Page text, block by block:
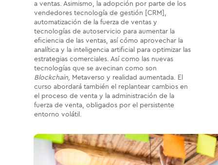
a ventas. Asimismo, la adopción por parte de los
vendedores tecnología de gestión [CRM],
automatización de la fuerza de ventas y
tecnologías de autoservicio para aumentar la
eficiencia de las ventas, así cómo aprovechar la
analítica y la inteligencia artificial para optimizar las
estrategias comerciales. Así como las nuevas
tecnologías que se avecinan como son
Blockchain, Metaverso y realidad aumentada. El
curso abordará también el replantear cambios en
el proceso de venta y la administración de la
fuerza de venta, obligados por el persistente
entorno volátil.